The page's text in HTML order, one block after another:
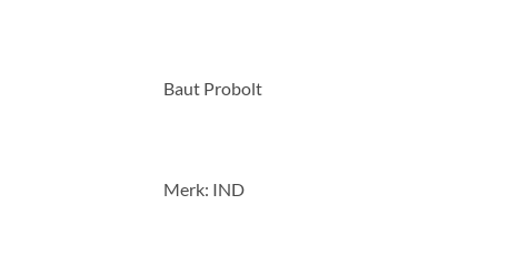
Baut Probolt
Merk: IND